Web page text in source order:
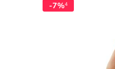
-7%4